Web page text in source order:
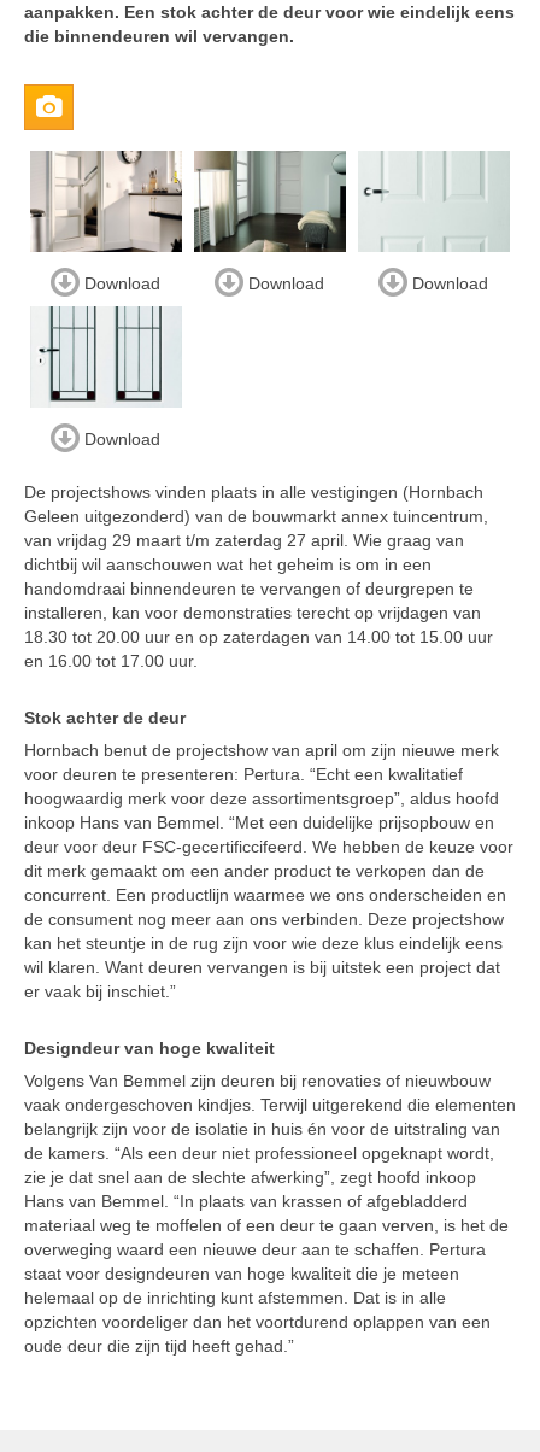
aanpakken. Een stok achter de deur voor wie eindelijk eens
die binnendeuren wil vervangen.
Download Download Download
Download
De projectshows vinden plaats in alle vestigingen (Hornbach
Geleen uitgezonderd) van de bouwmarkt annex tuincentrum,
van vrijdag 29 maart t/m zaterdag 27 april. Wie graag van
dichtbij wil aanschouwen wat het geheim is om in een
handomdraai binnendeuren te vervangen of deurgrepen te
installeren, kan voor demonstraties terecht op vrijdagen van
18.30 tot 20.00 uur en op zaterdagen van 14.00 tot 15.00 uur
en 16.00 tot 17.00 uur.
Stok achter de deur
Hornbach benut de projectshow van april om zijn nieuwe merk
voor deuren te presenteren: Pertura. “Echt een kwalitatief
hoogwaardig merk voor deze assortimentsgroep”, aldus hoofd
inkoop Hans van Bemmel. “Met een duidelijke prijsopbouw en
deur voor deur FSC-gecertificcifeerd. We hebben de keuze voor
dit merk gemaakt om een ander product te verkopen dan de
concurrent. Een productlijn waarmee we ons onderscheiden en
de consument nog meer aan ons verbinden. Deze projectshow
kan het steuntje in de rug zijn voor wie deze klus eindelijk eens
wil klaren. Want deuren vervangen is bij uitstek een project dat
er vaak bij inschiet.”
Designdeur van hoge kwaliteit
Volgens Van Bemmel zijn deuren bij renovaties of nieuwbouw
vaak ondergeschoven kindjes. Terwijl uitgerekend die elementen
belangrijk zijn voor de isolatie in huis én voor de uitstraling van
de kamers. “Als een deur niet professioneel opgeknapt wordt,
zie je dat snel aan de slechte afwerking”, zegt hoofd inkoop
Hans van Bemmel. “In plaats van krassen of afgebladderd
materiaal weg te moffelen of een deur te gaan verven, is het de
overweging waard een nieuwe deur aan te schaffen. Pertura
staat voor designdeuren van hoge kwaliteit die je meteen
helemaal op de inrichting kunt afstemmen. Dat is in alle
opzichten voordeliger dan het voortdurend oplappen van een
oude deur die zijn tijd heeft gehad.”